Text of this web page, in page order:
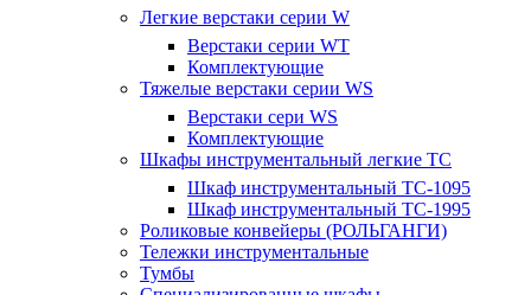
Легкие верстаки серии W
Верстаки серии WT
Комплектующие
Тяжелые верстаки серии WS
Верстаки сери WS
Комплектующие
Шкафы инструментальный легкие ТС
Шкаф инструментальный TC-1095
Шкаф инструментальный TC-1995
Роликовые конвейеры (РОЛЬГАНГИ)
Тележки инструментальные
Тумбы